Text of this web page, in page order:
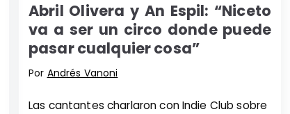
Abril Olivera y An Espil: “Niceto
va a ser un circo donde puede
pasar cualquier cosa”
Por Andrés Vanoni
Las cantantes charlaron con Indie Club sobre